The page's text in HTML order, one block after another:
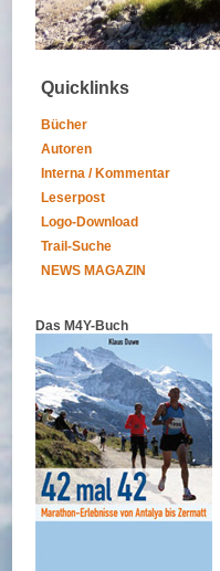
Quicklinks
Bücher
Autoren
Interna / Kommentar
Leserpost
Logo-Download
Trail-Suche
NEWS MAGAZIN
Das M4Y-Buch